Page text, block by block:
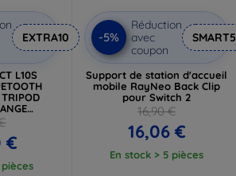
EXTRA10
L10S
€
-5%
Réduction
avec
coupon
SMART5
Support de station d'accueil
mobile RayNeo Back Clip
pour Switch 2
16,90 €
16,06 €
En stock > 5 pièces